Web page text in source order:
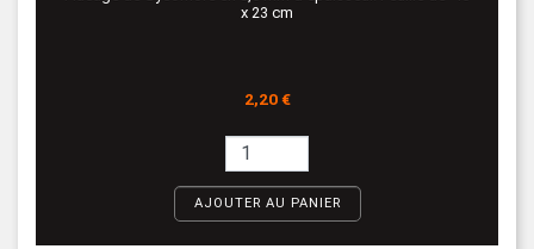
x 23 cm
Prix
2,20 €
AJOUTER AU PANIER